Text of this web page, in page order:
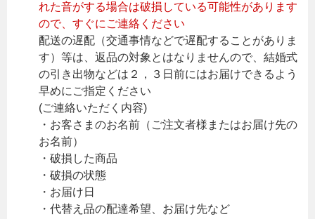
れた音がする場合は破損している可能性があります
ので、すぐにご連絡ください
配送の遅配（交通事情などで遅配することがありま
す）等は、返品の対象とはなりませんので、結婚式
の引き出物などは２，３日前にはお届けできるよう
早めにご指定ください
(ご連絡いただく内容)
・お客さまのお名前（ご注文者様またはお届け先の
お名前）
・破損した商品
・破損の状態
・お届け日
・代替え品の配達希望、お届け先など